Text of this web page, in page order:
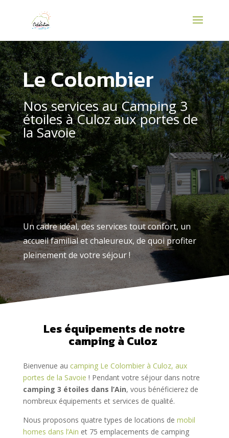
Le Colombier
Nos services au Camping 3
étoiles à Culoz aux portes de
la Savoie
Un cadre idéal, des services tout confort, un
accueil familial et chaleureux, de quoi profiter
pleinement de votre séjour !
Les équipements de notre
camping à Culoz
Bienvenue au camping Le Colombier à Culoz, aux
portes de la Savoie ! Pendant votre séjour dans notre
camping 3 étoiles dans l’Ain, vous bénéficierez de
nombreux équipements et services de qualité.
Nous proposons quatre types de locations de mobil
homes dans l’Ain et 75 emplacements de camping